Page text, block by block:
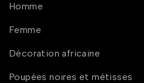
Homme
Femme
Décoration africaine
Poupées noires et métisses